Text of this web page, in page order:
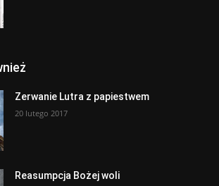
Zerwanie Lutra z papiestwem
20 lutego 2017
Reasumpcja Bożej woli